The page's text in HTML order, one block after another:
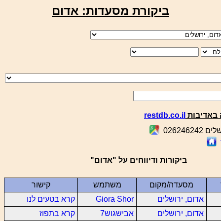
ביקורת מסעדות: אדום
restdb.co.il
ביקורות ודיווחים על "אדום"
מסעדה/מקום משתמש
קישור
אדום, ירושלים
Giora Shor
קרא בטעים לנו
אדום, ירושלים
אבישגוש7 קרא בתפוז